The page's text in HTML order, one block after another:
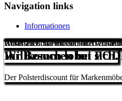
Navigation links
Informationen
Wohnlandschaften mit Ihnen
Ihr Besuch lohnt sich.
Willkommen bei
Der Polsterdiscount für
Unser Ziel: Sie müssen sich
Anfassen und Probesitzen. Gerade